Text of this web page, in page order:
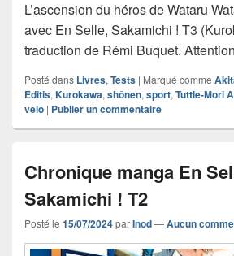
L’ascension du héros de Wataru
avec En Selle, Sakamichi ! T3
traduction de Rémi Buquet.
Posté dans Livres, Tests | Marqué comme
Editis, Kurokawa, shônen, sport, Tuttle-Mori
velo | Publier un commentaire
Chronique manga En
Sakamichi ! T2
Posté le 15/07/2024parInod—Aucun